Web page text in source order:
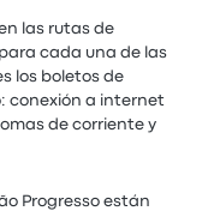
las rutas de
cada una de las
los boletos de
conexión a internet
de corriente y
Progresso están